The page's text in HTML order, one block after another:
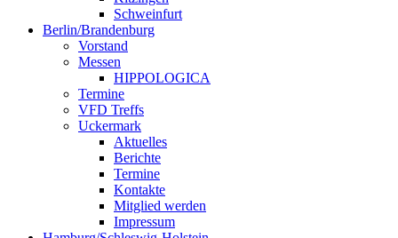
Schweinfurt
Berlin/Brandenburg
Vorstand
Messen
HIPPOLOGICA
Termine
VFD Treffs
Uckermark
Aktuelles
Berichte
Termine
Kontakte
Mitglied werden
Impressum